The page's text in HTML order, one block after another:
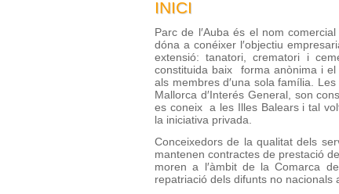
INICI
Parc de l′Auba és el nom
dóna a conéixer l′objectiu
extensió: tanatori, crematori i
constituida baix forma anònima i
als membres d′una sola família.
Mallorca d′Interés General, son
es coneix a les Illes Balears i tal
la iniciativa privada.
Conceixedors de la qualitat dels
mantenen contractes de prestació
moren a l′àmbit de la Comarca
repatriació dels difunts no nacionals